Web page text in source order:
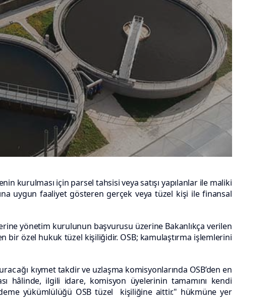
kurulması için parsel tahsisi veya satışı yapılanlar ile maliki
uygun faaliyet gösteren gerçek veya tüzel kişi ile finansal
yönetim kurulunun başvurusu üzerine Bakanlıkça verilen
bir özel hukuk tüzel kişiliğidir. OSB; kamulaştırma işlemlerini
kıymet takdir ve uzlaşma komisyonlarında OSB’den en
hâlinde, ilgili idare, komisyon üyelerinin tamamını kendi
yükümlülüğü OSB tüzel kişiliğine aittir." hükmüne yer